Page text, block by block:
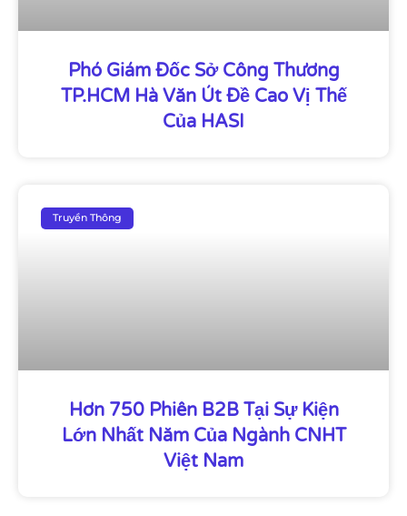
Phó Giám Đốc Sở Công Thương
TP.HCM Hà Văn Út Đề Cao Vị Thế
Của HASI
Truyền Thông
Hơn 750 Phiên B2B Tại Sự Kiện
Lớn Nhất Năm Của Ngành CNHT
Việt Nam